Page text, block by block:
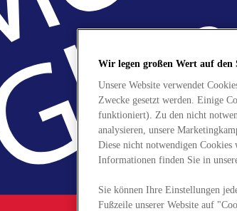
Wir legen großen Wert auf den
Unsere Website verwendet
Zwecke gesetzt werden. Einige
funktioniert). Zu den nicht
analysieren, unsere
Diese nicht notwendigen Cookies
Informationen finden Sie in
Sie können Ihre Einstellungen
Fußzeile unserer Website auf